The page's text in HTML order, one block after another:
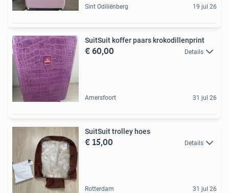
Sint Odiliënberg 19 jul 26
SuitSuit koffer paars krokodillenprint
€ 60,00 Details
Amersfoort 31 jul 26
SuitSuit trolley hoes
€ 15,00 Details
Rotterdam 31 jul 26